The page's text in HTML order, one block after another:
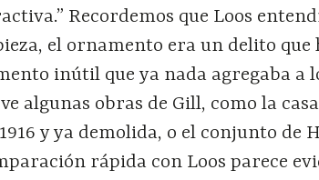
Recordemos que Loos
el ornamento era un delito que
inútil que ya nada agregaba a
algunas obras de Gill, como la
y ya demolida, o el conjunto de
rápida con Loos parece